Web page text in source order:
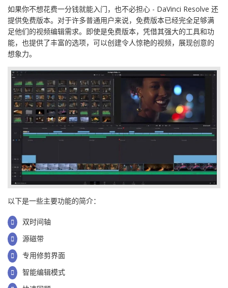
如果你不想花费一分钱就能入门，也不必担心 - DaVinci Resolve 还
提供免费版本。对于许多普通用户来说，免费版本已经完全足够满
足他们的视频编辑需求。即使是免费版本，凭借其强大的工具和功
能，也提供了丰富的选项，可以创建令人惊艳的视频，展现创意的
想象力。
以下是一些主要功能的简介：
双时间轴
源磁带
专用修剪界面
智能编辑模式